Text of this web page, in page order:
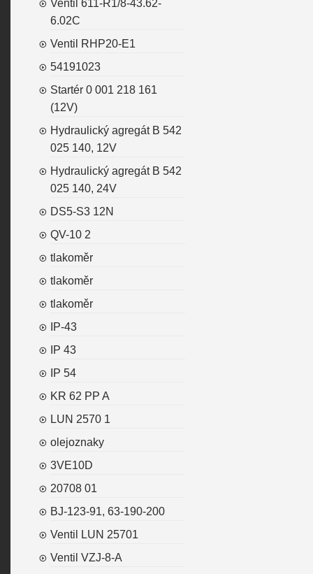
Ventil 611-R1/8-43.62-
6.02C
Ventil RHP20-E1
54191023
Startér 0 001 218 161
(12V)
Hydraulický agregát B 542
025 140, 12V
Hydraulický agregát B 542
025 140, 24V
DS5-S3 12N
QV-10 2
tlakoměr
tlakoměr
tlakoměr
IP-43
IP 43
IP 54
KR 62 PP A
LUN 2570 1
olejoznaky
3VE10D
20708 01
BJ-123-91, 63-190-200
Ventil LUN 25701
Ventil VZJ-8-A